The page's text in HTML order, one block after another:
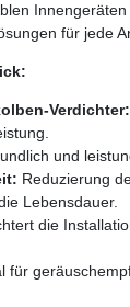
für jede
Verdichter:
und
Reduzierung
Lebensdauer.
die
für